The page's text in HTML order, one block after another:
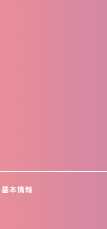
基本情報